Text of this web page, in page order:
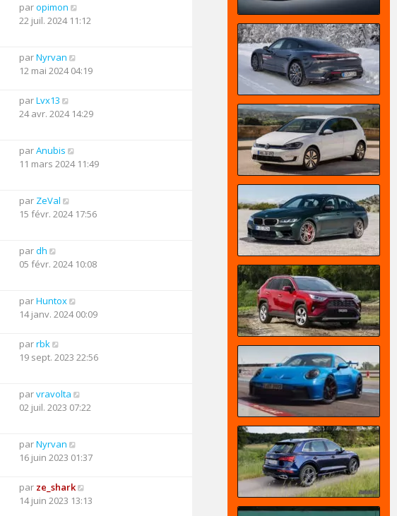
paropimon
22 juil. 2024 11:12
parNyrvan
12 mai 2024 04:19
parLvx13
24 avr. 2024 14:29
parAnubis
11 mars 2024 11:49
par ZeVal
15 févr. 2024 17:56
pardh
05 févr. 2024 10:08
parHuntox
14 janv. 2024 00:09
parrbk
19 sept. 2023 22:56
parvravolta
02 juil. 2023 07:22
parNyrvan
16 juin 2023 01:37
par ze_shark
14 juin 2023 13:13